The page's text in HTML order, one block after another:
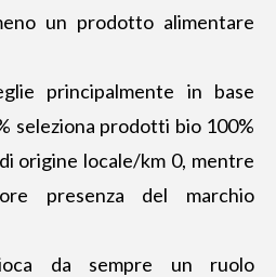
un prodotto alimentare
principalmente in base
seleziona prodotti bio 100%
origine locale/km 0, mentre
presenza del marchio
da sempre un ruolo